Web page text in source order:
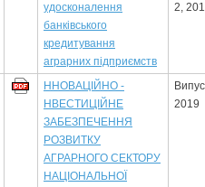
удосконалення
банківського
кредитування
аграрних підприємств
2,
ННОВАЦІЙНО -
НВЕСТИЦІЙНЕ
ЗАБЕЗПЕЧЕННЯ
РОЗВИТКУ
АГРАРНОГО СЕКТОРУ
НАЦІОНАЛЬНОЇ
2019